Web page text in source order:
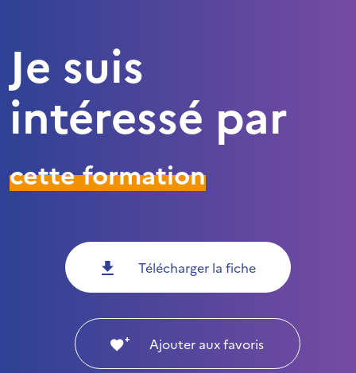
Je suis
intéressé par
cette formation
Télécharger la fiche
Ajouter aux favoris